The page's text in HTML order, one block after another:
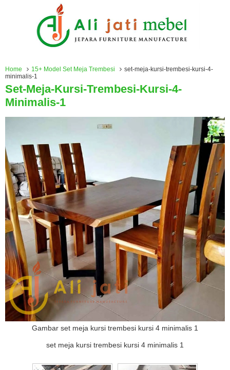
Home 15+ Model Set Meja Trembesi
set-meja-kursi-trembesi-kursi-4-
minimalis-1
Set-Meja-Kursi-Trembesi-Kursi-4-
Minimalis-1
Gambar set meja kursi trembesi kursi 4 minimalis 1
set meja kursi trembesi kursi 4 minimalis 1